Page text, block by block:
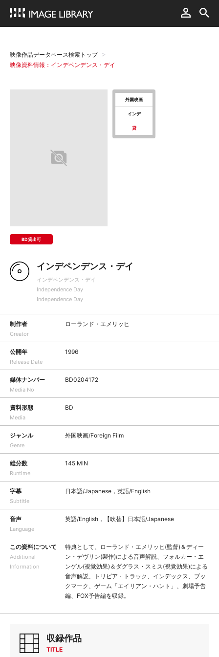
映像作品データベース検索トップ
映像資料情報：インデペンデンス・デイ
BD貸出可
外国映画
インデ
貸
インデペンデンス・デイ
インデペンデンス・デイ
Independence Day
Independence Day
制作者
Creator
ローランド・エメリッヒ
公開年
Release Date
1996
媒体ナンバー
Media No
BD0204172
資料形態
Media
BD
ジャンル
Genre
外国映画/Foreign Film
総分数
Runtime
145 MIN
字幕
Subtitle
日本語/Japanese，英語/English
音声
Language
英語/English，【吹替】日本語/Japanese
この資料について
Additional
Information
特典として、ローランド・エメリッヒ(監督)＆ディー
ン・デヴリン(製作)による音声解説、フォルカー・エ
ンゲル(視覚効果)＆ダグラス・スミス(視覚効果)による
音声解説、トリビア・トラック、インデックス、ブッ
クマーク、ゲーム「エイリアン・ハント」、劇場予告
編、FOX予告編を収録。
収録作品
TITLE